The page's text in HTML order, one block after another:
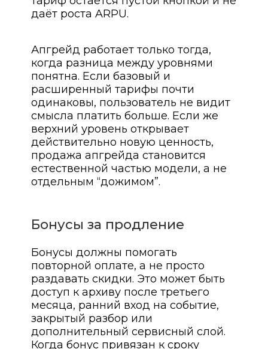
даёт роста ARPU.
Апгрейд работает только тогда,
когда разница между уровнями
понятна. Если базовый и
расширенный тарифы почти
одинаковы, пользователь не видит
смысла платить больше. Если же
верхний уровень открывает
действительно новую ценность,
продажа апгрейда становится
естественной частью модели, а не
отдельным “дожимом”.
Бонусы за продление
Бонусы должны помогать
повторной оплате, а не просто
раздавать скидки. Это может быть
доступ к архиву после третьего
месяца, ранний вход на событие,
закрытый разбор или
дополнительный сервисный слой.
Когда бонус привязан к сроку